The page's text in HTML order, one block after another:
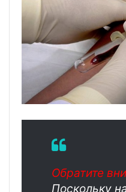
Обратите
Поскольку